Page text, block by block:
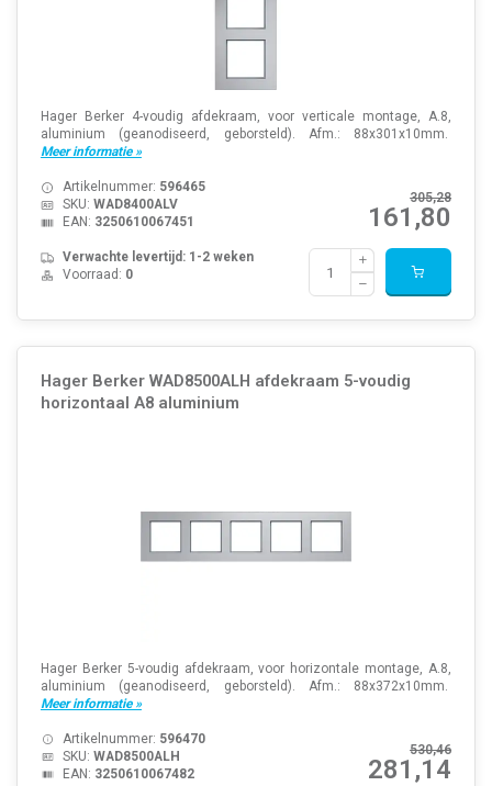
Hager Berker 4-voudig afdekraam, voor verticale montage, A.8,
aluminium (geanodiseerd, geborsteld). Afm.: 88x301x10mm.
Meer informatie »
305,28
161,80
Artikelnummer: 596465
SKU: WAD8400ALV
EAN: 3250610067451
Verwachte levertijd: 1-2 weken
Voorraad: 0
Hager Berker WAD8500ALH afdekraam 5-voudig
horizontaal A8 aluminium
Hager Berker 5-voudig afdekraam, voor horizontale montage, A.8,
aluminium (geanodiseerd, geborsteld). Afm.: 88x372x10mm.
Meer informatie »
530,46
281,14
Artikelnummer: 596470
SKU: WAD8500ALH
EAN: 3250610067482